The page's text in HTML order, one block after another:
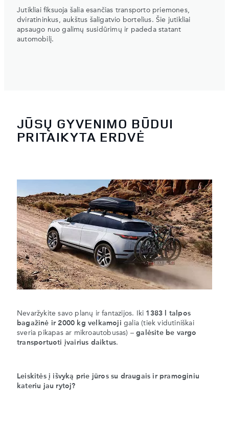
Jutikliai fiksuoja šalia esančias transporto priemones,
dviratininkus, aukštus šaligatvio bortelius. Šie jutikliai
apsaugo nuo galimų susidūrimų ir padeda statant
automobilį.
JŪSŲ GYVENIMO BŪDUI
PRITAIKYTA ERDVĖ
Nevaržykite savo planų ir fantazijos. Iki 1383 l talpos
bagažinė ir 2000 kg velkamoji galia (tiek vidutiniškai
sveria pikapas ar mikroautobusas) – galėsite be vargo
transportuoti įvairius daiktus.
Leiskitės į išvyką prie jūros su draugais ir pramoginiu
kateriu jau rytoj?